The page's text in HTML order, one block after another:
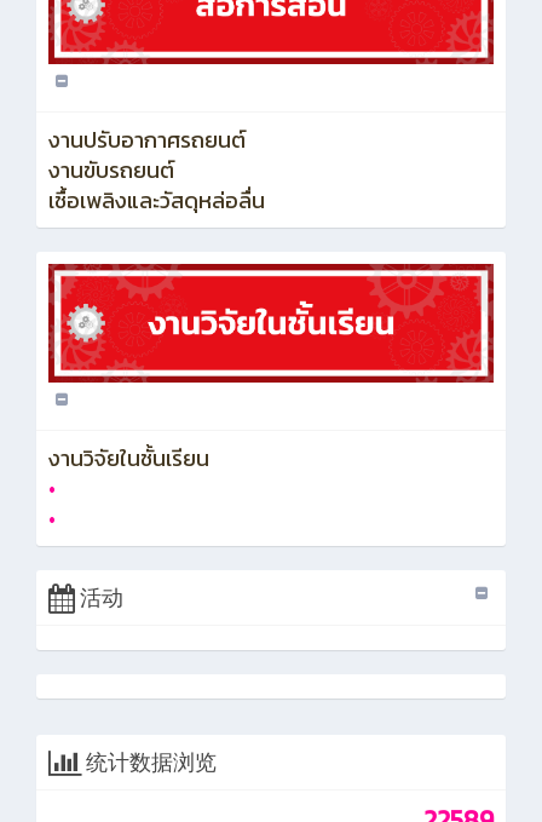
งานปรับอากาศรถยนต์
งานขับรถยนต์
เชื้อเพลิงและวัสดุหล่อลื่น
งานวิจัยในชั้นเรียน
•
•
活动
统计数据浏览